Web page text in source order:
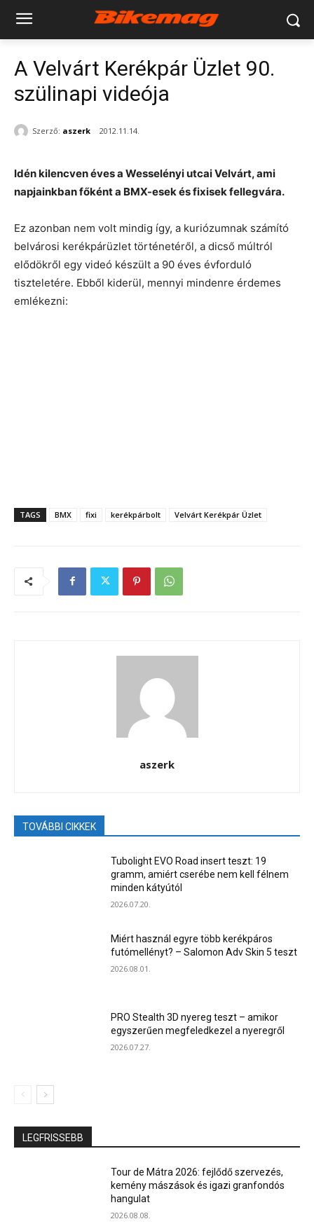
A Velvárt Kerékpár Üzlet 90.
szülinapi videója
Szerző: aszerk 2012.11.14.
Idén kilencven éves a Wesselényi utcai Velvárt, ami
napjainkban főként a BMX-esek és fixisek fellegvára.
Ez azonban nem volt mindig így, a kuriózumnak számító
belvárosi kerékpárüzlet történetéről, a dicső múltról
elődökről egy videó készült a 90 éves évforduló
tiszteletére. Ebből kiderül, mennyi mindenre érdemes
emlékezni:
TAGS BMX fixi kerékpárbolt Velvárt Kerékpár Üzlet
aszerk
TOVÁBBI CIKKEK
Tubolight EVO Road insert teszt: 19
gramm, amiért cserébe nem kell félnem
minden kátyútól
2026.07.20.
Miért használ egyre több kerékpáros
futómellényt? – Salomon Adv Skin 5 teszt
2026.08.01.
PRO Stealth 3D nyereg teszt – amikor
egyszerűen megfeledkezel a nyeregről
2026.07.27.
LEGFRISSEBB
Tour de Mátra 2026: fejlődő szervezés,
kemény mászások és igazi granfondós
hangulat
2026.08.08.